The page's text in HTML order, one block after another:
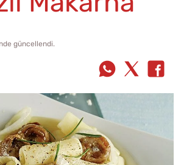
güncellendi.